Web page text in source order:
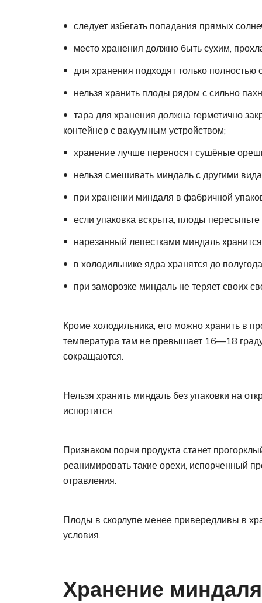
следует избегать попадания прямых
место хранения должно быть сухим,
для хранения подходят только полностью
нельзя хранить плоды рядом с сильно
тара для хранения должна герметично
контейнер с вакуумным устройством;
хранение лучше переносят сушёные
нельзя смешивать миндаль с другими
при хранении миндаля в фабричной
если упаковка вскрыта, плоды
нарезанный лепестками миндаль
в холодильнике ядра хранятся до
при заморозке миндаль не теряет своих
Кроме холодильника, его можно хранить в
температура там не превышает 16—18
сокращаются.
Нельзя хранить миндаль без упаковки на
испортится.
Признаком порчи продукта станет
реанимировать такие орехи, испорченный
отравления.
Плоды в скорлупе менее привередливы в
условия.
Хранение